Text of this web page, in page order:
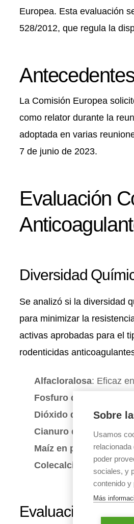
Europea. Esta evaluación
528/2012, que regula la
La Comisión Europea
como relator durante la
adoptada en varias
7 de junio de 2023.
Evaluación
Diversidad
Se analizó si la diversidad
para minimizar la
activas aprobadas para el
rodenticidas
Alfacloralosa: Eficaz
Fosfuro de aluminio
Dióxido de carbono:
Cianuro de hidrógeno:
Maíz en polvo: Causa
Colecalciferol:
Evaluación de
Sobre
Usamos
poder
sociales, y
contenido y
Más